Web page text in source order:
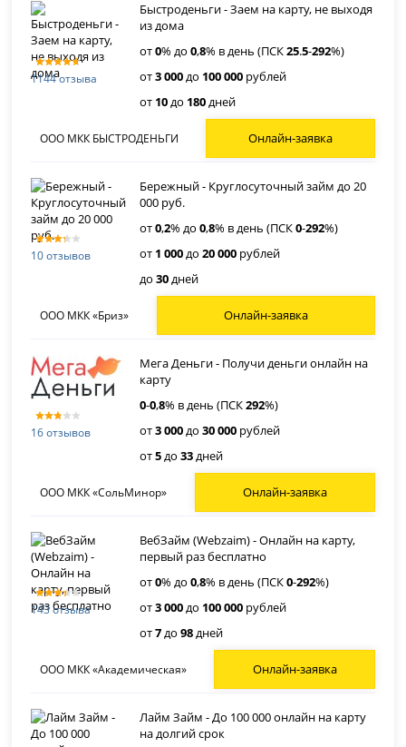
1144 отзыва
Быстроденьги - Заем на карту, не выходя
из дома
от0% до0,8% в день (ПСК25.5-292%)
от3 000до 100 000 рублей
от 10до 180дней
ООО МКК БЫСТРОДЕНЬГИ Онлайн-заявка
10 отзывов
Бережный - Круглосуточный займ до 20
000 руб.
от0,2% до0,8% в день (ПСК0-292%)
от 1 000до20 000 рублей
до30дней
ООО МКК «Бриз» Онлайн-заявка
16 отзывов
Мега Деньги - Получи деньги онлайн на
карту
0-0,8% в день (ПСК292%)
от3 000до30 000 рублей
от5до33дней
ООО МКК «СольМинор» Онлайн-заявка
143 отзыва
ВебЗайм (Webzaim) - Онлайн на карту,
первый раз бесплатно
от0% до0,8% в день (ПСК0-292%)
от3 000до 100 000 рублей
от7до98дней
ООО МКК «Академическая» Онлайн-заявка
Лайм Займ - До 100 000 онлайн на карту
на долгий срок